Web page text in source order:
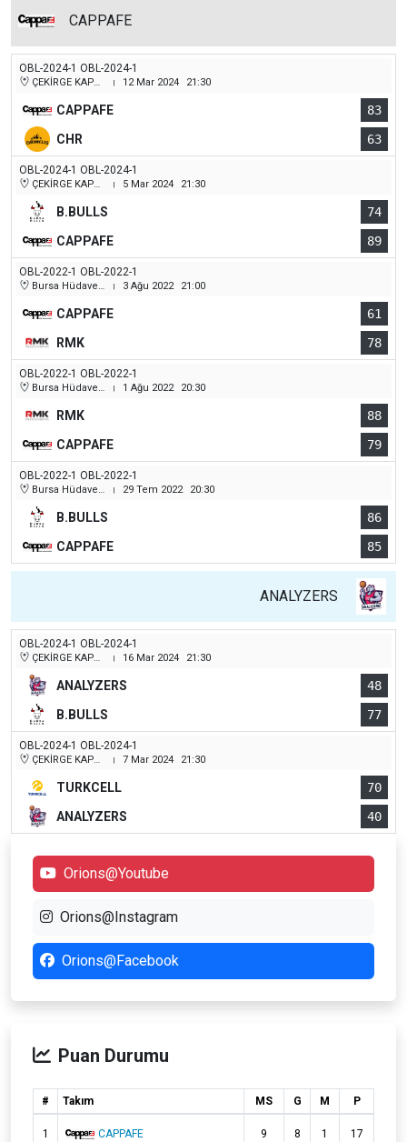
CAPPAFE
OBL-2024-1 OBL-2024-1
ÇEKİRGE KAPALI SPOR SALONU | 12 Mar 2024 21:30
CAPPAFE
83
CHR
63
OBL-2024-1 OBL-2024-1
ÇEKİRGE KAPALI SPOR SALONU | 5 Mar 2024 21:30
B.BULLS
74
CAPPAFE
89
OBL-2022-1 OBL-2022-1
Bursa Hüdavendigar (Dikkaldırım) Kapalı Spor Salonu | 3 Ağu 2022 21:00
CAPPAFE
61
RMK
78
OBL-2022-1 OBL-2022-1
Bursa Hüdavendigar (Dikkaldırım) Kapalı Spor Salonu | 1 Ağu 2022 20:30
RMK
88
CAPPAFE
79
OBL-2022-1 OBL-2022-1
Bursa Hüdavendigar (Dikkaldırım) Kapalı Spor Salonu | 29 Tem 2022 20:30
B.BULLS
86
CAPPAFE
85
ANALYZERS
OBL-2024-1 OBL-2024-1
ÇEKİRGE KAPALI SPOR SALONU | 16 Mar 2024 21:30
ANALYZERS
48
B.BULLS
77
OBL-2024-1 OBL-2024-1
ÇEKİRGE KAPALI SPOR SALONU | 7 Mar 2024 21:30
TURKCELL
70
ANALYZERS
40
Orions@Youtube
Orions@Instagram
Orions@Facebook
Puan Durumu
# Takım MS G M P
1 CAPPAFE 9 8 1 17